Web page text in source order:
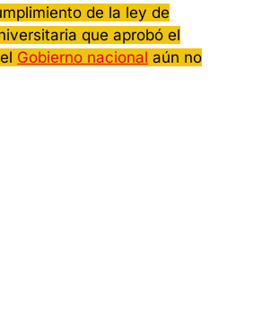
de la ley de
que aprobó el
el Gobierno nacional aún no